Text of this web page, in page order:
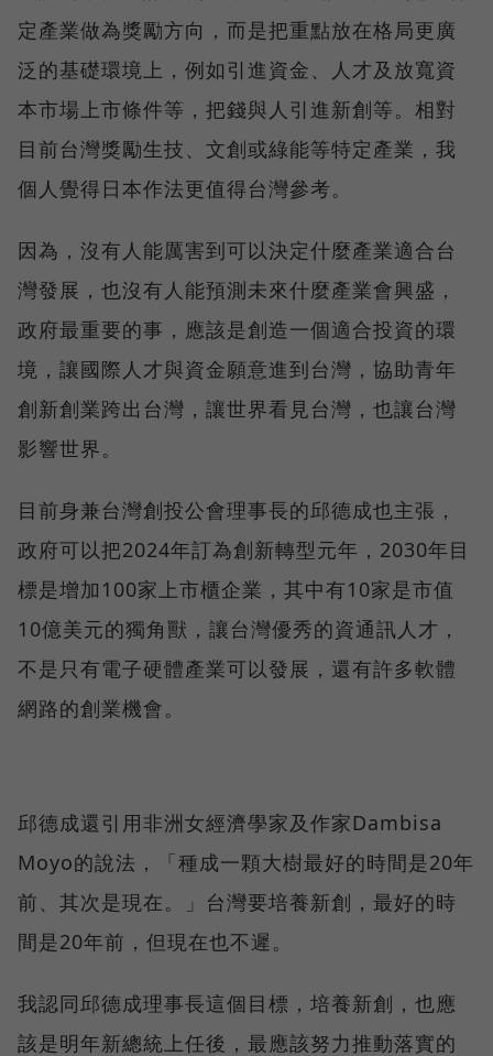
定產業做為獎勵方向，而是把重點放在格局更廣
泛的基礎環境上，例如引進資金、人才及放寬資
本市場上市條件等，把錢與人引進新創等。相對
目前台灣獎勵生技、文創或綠能等特定產業，我
個人覺得日本作法更值得台灣參考。
因為，沒有人能厲害到可以決定什麼產業適合台
灣發展，也沒有人能預測未來什麼產業會興盛，
政府最重要的事，應該是創造一個適合投資的環
境，讓國際人才與資金願意進到台灣，協助青年
創新創業跨出台灣，讓世界看見台灣，也讓台灣
影響世界。
目前身兼台灣創投公會理事長的邱德成也主張，
政府可以把2024年訂為創新轉型元年，2030年目
標是增加100家上市櫃企業，其中有10家是市值
10億美元的獨角獸，讓台灣優秀的資通訊人才，
不是只有電子硬體產業可以發展，還有許多軟體
網路的創業機會。
邱德成還引用非洲女經濟學家及作家Dambisa
Moyo的說法，「種成一顆大樹最好的時間是20年
前、其次是現在。」台灣要培養新創，最好的時
間是20年前，但現在也不遲。
我認同邱德成理事長這個目標，培養新創，也應
該是明年新總統上任後，最應該努力推動落實的